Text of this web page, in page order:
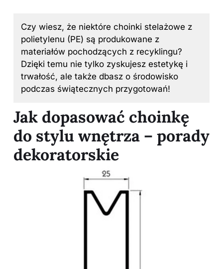
Czy wiesz, że niektóre choinki stelażowe z
polietylenu (PE) są produkowane z
materiałów pochodzących z recyklingu?
Dzięki temu nie tylko zyskujesz estetykę i
trwałość, ale także dbasz o środowisko
podczas świątecznych przygotowań!
Jak dopasować choinkę
do stylu wnętrza – porady
dekoratorskie